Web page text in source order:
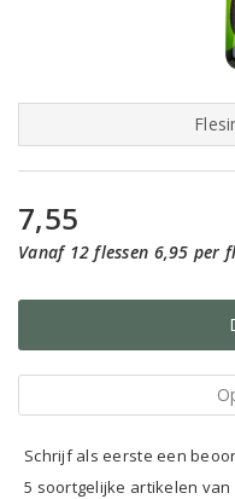
7,55
Vanaf 12 flessen 6,95 per
Schrijf als eerste een
5 soortgelijke artikelen